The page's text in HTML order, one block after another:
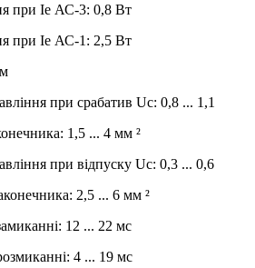
при Ie АС-3: 0,8 Вт
при Ie АС-1: 2,5 Вт
при срабатив Uc: 0,8 ... 1,1
1,5 ... 4 мм ²
при відпуску Uc: 0,3 ... 0,6
2,5 ... 6 мм ²
12 ... 22 мс
4 ... 19 мс